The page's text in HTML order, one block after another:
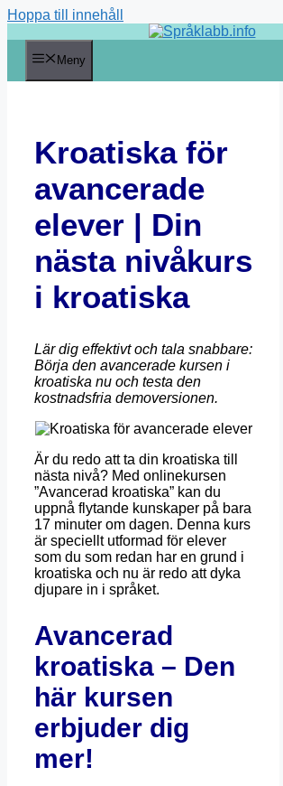
Hoppa till innehåll
Meny
Kroatiska för
avancerade
elever | Din
nästa nivåkurs
i kroatiska
Lär dig effektivt och tala snabbare:
Börja den avancerade kursen i
kroatiska nu och testa den
kostnadsfria demoversionen.
Är du redo att ta din kroatiska till
nästa nivå? Med onlinekursen
”Avancerad kroatiska” kan du
uppnå flytande kunskaper på bara
17 minuter om dagen. Denna kurs
är speciellt utformad för elever
som du som redan har en grund i
kroatiska och nu är redo att dyka
djupare in i språket.
Avancerad
kroatiska – Den
här kursen
erbjuder dig
mer!